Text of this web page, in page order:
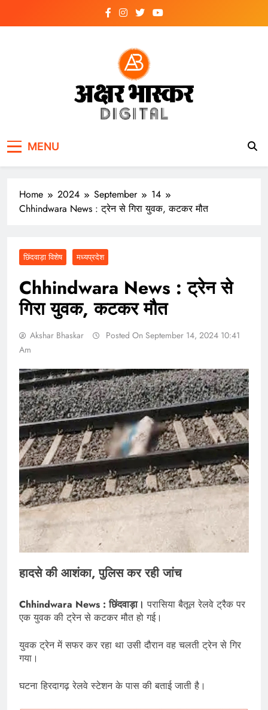
MENU
Home 2024 September
14
Chhindwara News : ट्रेन से गिरा युवक, कटकर मौत
छिंदवाड़ा विशेष मध्यप्रदेश
Chhindwara News : ट्रेन से
गिरा युवक, कटकर मौत
Akshar Bhaskar
Posted On September 14, 2024 10:41
Am
हादसे की आशंका, पुलिस कर रही जांच
Chhindwara News : छिंदवाड़ा। परासिया बैतूल रेलवे ट्रैक पर
एक युवक की ट्रेन से कटकर मौत हो गई।
युवक ट्रेन में सफर कर रहा था उसी दौरान वह चलती ट्रेन से गिर
गया।
घटना हिरदागढ़ रेलवे स्टेशन के पास की बताई जाती है।